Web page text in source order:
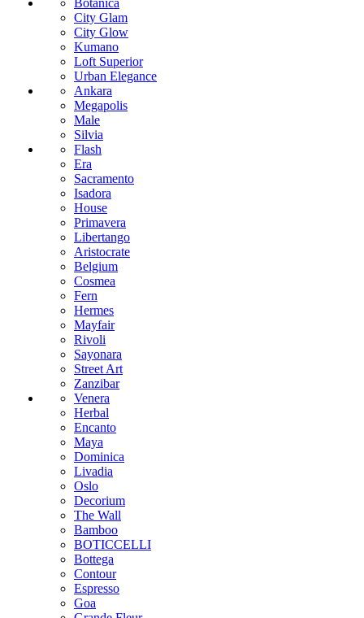
Botanica
City Glam
City Glow
Kumano
Loft Superior
Urban Elegance
Ankara
Megapolis
Male
Silvia
Flash
Era
Sacramento
Isadora
House
Primavera
Libertango
Aristocrate
Belgium
Cosmea
Fern
Hermes
Mayfair
Rivoli
Sayonara
Street Art
Zanzibar
Venera
Herbal
Encanto
Maya
Dominica
Livadia
Oslo
Decorium
The Wall
Bamboo
BOTICCELLI
Bottega
Contour
Espresso
Goa